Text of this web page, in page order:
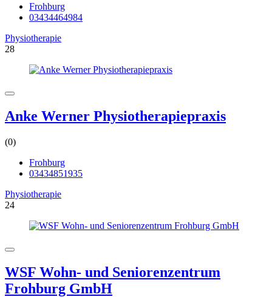
Frohburg
03434464984
Physiotherapie
28
Anke Werner Physiotherapiepraxis
(0)
Frohburg
03434851935
Physiotherapie
24
WSF Wohn- und Seniorenzentrum
Frohburg GmbH